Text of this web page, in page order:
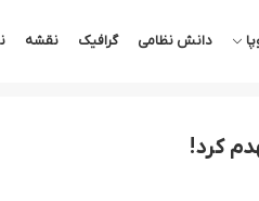
دانش نظامی گرافیک نقشه
کرد!